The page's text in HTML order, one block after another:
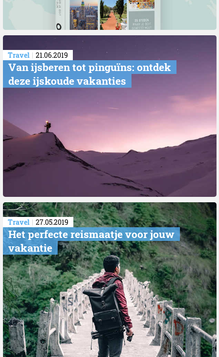
Travel 21.06.2019
​Van ijsberen tot pinguïns: ontdek
deze ijskoude vakanties
Travel 27.05.2019
​Het perfecte reismaatje voor jouw
vakantie